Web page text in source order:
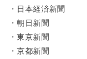
・日本経済新聞
・朝日新聞
・東京新聞
・京都新聞